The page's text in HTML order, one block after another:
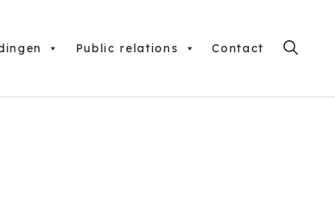
Public relations Contact